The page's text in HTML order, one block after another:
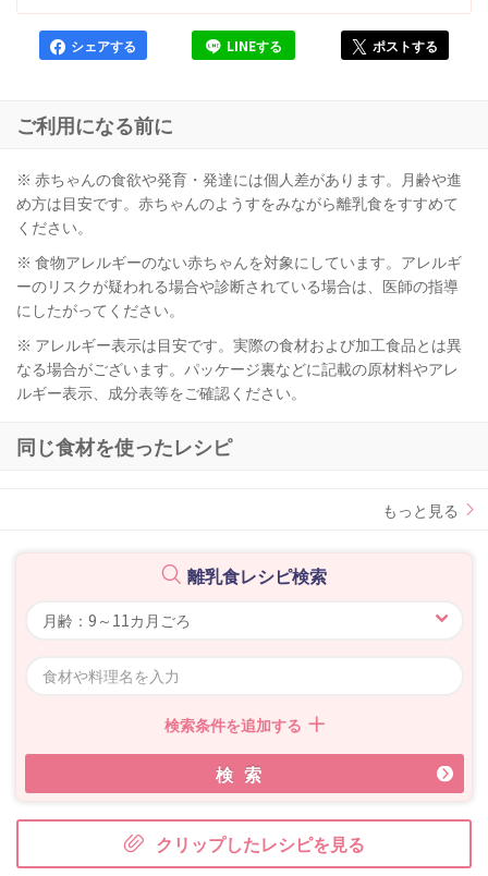
シェアする LINEする ポストする
ご利用になる前に
※ 赤ちゃんの食欲や発育・発達には個人差があります。月齢や進
め方は目安です。赤ちゃんのようすをみながら離乳食をすすめて
ください。
※ 食物アレルギーのない赤ちゃんを対象にしています。アレルギ
ーのリスクが疑われる場合や診断されている場合は、医師の指導
にしたがってください。
※ アレルギー表示は目安です。実際の食材および加工食品とは異
なる場合がございます。パッケージ裏などに記載の原材料やアレ
ルギー表示、成分表等をご確認ください。
同じ食材を使ったレシピ
もっと見る
離乳食レシピ検索
検索条件を追加する
検索
クリップしたレシピを見る